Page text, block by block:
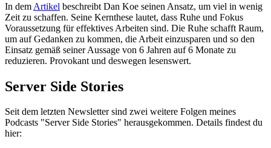
In dem Artikel beschreibt Dan Koe seinen Ansatz, um viel in wenig
Zeit zu schaffen. Seine Kernthese lautet, dass Ruhe und Fokus
Voraussetzung für effektives Arbeiten sind. Die Ruhe schafft Raum,
um auf Gedanken zu kommen, die Arbeit einzusparen und so den
Einsatz gemäß seiner Aussage von 6 Jahren auf 6 Monate zu
reduzieren. Provokant und deswegen lesenswert.
Server Side Stories
Seit dem letzten Newsletter sind zwei weitere Folgen meines
Podcasts "Server Side Stories" herausgekommen. Details findest du
hier: